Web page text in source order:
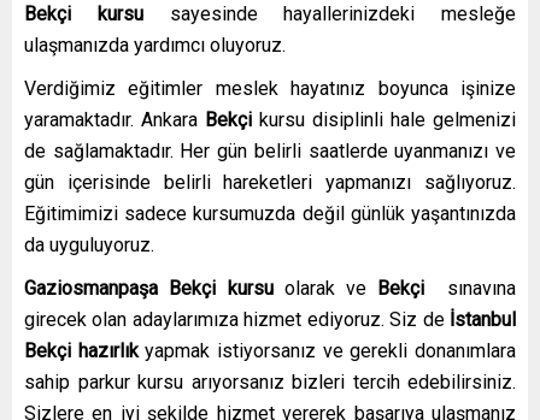
Bekçi kursu sayesinde hayallerinizdeki mesleğe
ulaşmanızda yardımcı oluyoruz.
Verdiğimiz eğitimler meslek hayatınız boyunca işinize
yaramaktadır. Ankara Bekçi kursu disiplinli hale gelmenizi
de sağlamaktadır. Her gün belirli saatlerde uyanmanızı ve
gün içerisinde belirli hareketleri yapmanızı sağlıyoruz.
Eğitimimizi sadece kursumuzda değil günlük yaşantınızda
da uyguluyoruz.
Gaziosmanpaşa Bekçi kursu olarak ve Bekçi sınavına
girecek olan adaylarımıza hizmet ediyoruz. Siz deİstanbul
Bekçi hazırlıkyapmak istiyorsanız ve gerekli donanımlara
sahip parkur kursu arıyorsanız bizleri tercih edebilirsiniz.
Sizlere en iyi şekilde hizmet vererek başarıya ulaşmanız